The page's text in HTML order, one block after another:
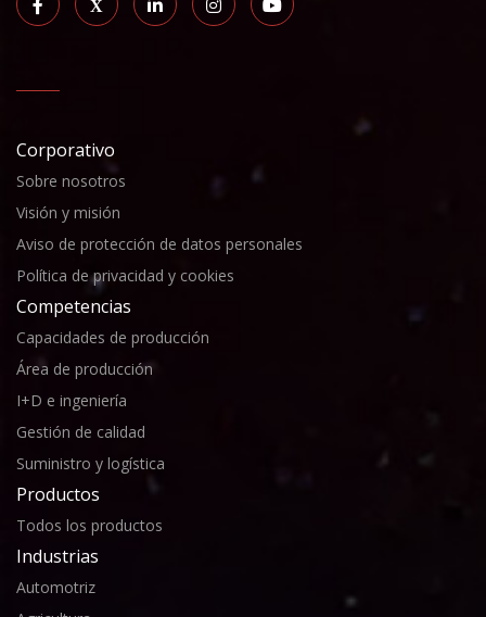
Corporativo
Sobre nosotros
Visión y misión
Aviso de protección de datos personales
Política de privacidad y cookies
Competencias
Capacidades de producción
Área de producción
I+D e ingeniería
Gestión de calidad
Suministro y logística
Productos
Todos los productos
Industrias
Automotriz